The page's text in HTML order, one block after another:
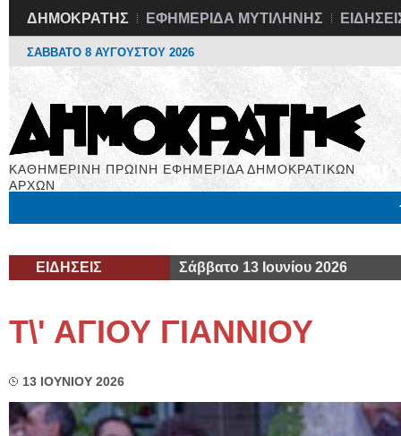
ΔΗΜΟΚΡΑΤΗΣ ΕΦΗΜΕΡΙΔΑ ΜΥΤΙΛΗΝΗΣ
ΣΑΒΒΑΤΟ 8 ΑΥΓΟΥΣΤΟΥ 2026
ΚΑΘΗΜΕΡΙΝΗ ΠΡΩΙΝΗ ΕΦΗΜΕΡΙΔΑ ΔΗΜΟΚΡΑΤΙΚΩΝ
ΑΡΧΩΝ
ΕΙΔΗΣΕΙΣ Σάββατο 13 Ιουνίου 2026
Τ\' ΑΓΙΟΥ ΓΙΑΝΝΙΟΥ
13 ΙΟΥΝΙΟΥ 2026